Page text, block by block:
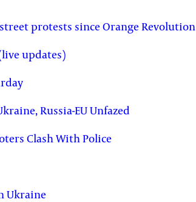
protests since Orange Revolution
updates)
Russia-EU Unfazed
Clash With Police
Ukraine